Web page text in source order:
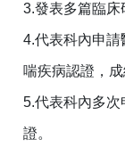
3.發表多篇臨床
4.代表科內申
喘疾病認證，成
5.代表科內多
證。